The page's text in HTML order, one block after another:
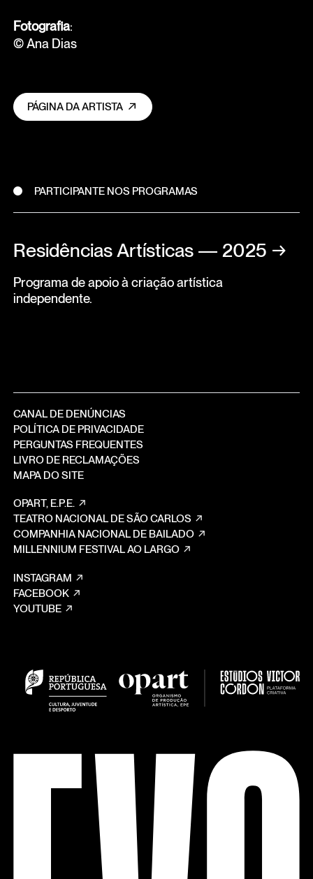
Fotografia:
© Ana Dias
PÁGINA DA ARTISTA
PARTICIPANTE NOS PROGRAMAS
Residências Artísticas — 2025 →
Programa de apoio à criação artística
independente.
CANAL DE DENÚNCIAS
POLÍTICA DE PRIVACIDADE
PERGUNTAS FREQUENTES
LIVRO DE RECLAMAÇÕES
MAPA DO SITE
OPART, E.P.E.
TEATRO NACIONAL DE SÃO CARLOS
COMPANHIA NACIONAL DE BAILADO
MILLENNIUM FESTIVAL AO LARGO
INSTAGRAM
FACEBOOK
YOUTUBE